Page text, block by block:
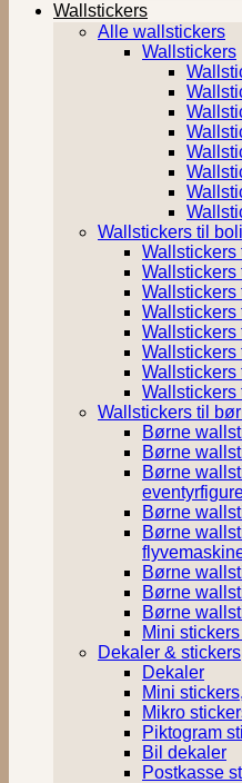
Wallstickers
Alle wallstickers
Wallstickers
Wallstickers til
Wallstickers
Wallstickers
Wallstickers
Wallstickers
Wallstickers til
Børne
Børne
Børne
Børne
Børne
Børne
Børne
Børne
Mini
Dekaler & stickers
Dekaler
Mini
Mikro
Piktogram
Bil dekaler
Postkasse